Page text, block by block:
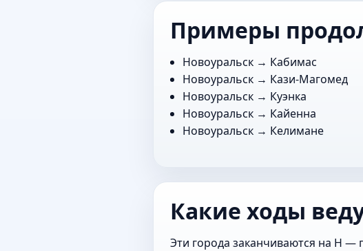
Примеры
Новоуральск → Кабимас
Новоуральск → Кази-Магомед
Новоуральск → Куэнка
Новоуральск → Кайенна
Новоуральск → Келимане
Какие ходы
Эти города заканчиваются на Н —